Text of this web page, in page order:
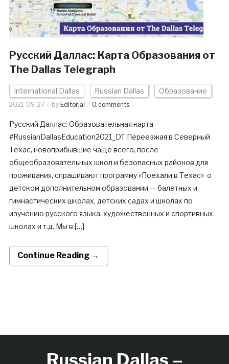
Русский Даллас: Карта Образования от
The Dallas Telegraph
International Dallas Russian Dallas Образование
2021-09-27 by Editorial 0 comments
Русский Даллас: Образовательная карта
#RussianDallasEducation2021_DT Переезжая в Северный
Техас, новоприбывшие чаще всего, после
общеобразовательных школ и безопасных районов для
проживания, спрашивают программу «Поехали в Техас» о
детском дополнительном образовании — балетных и
гимнастических школах, детских садах и школах по
изучению русского языка, художественных и спортивных
школах и т.д. Мы в […]
Continue Reading →